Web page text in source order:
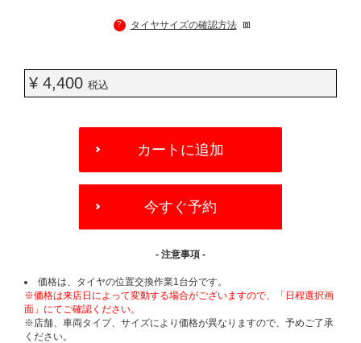
? タイヤサイズの確認方法
¥ 4,400 税込
OPTIONS
カートに追加
今すぐ予約
- 注意事項 -
価格は、タイヤの位置交換作業1台分です。
※価格は来店日によって変動する場合がございますので、「日程選択画
面」にてご確認ください。
※店舗、車両タイプ、サイズにより価格が異なりますので、予めご了承
ください。